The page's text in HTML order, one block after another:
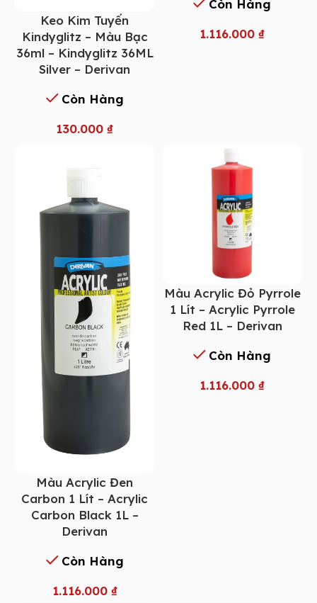
Keo Kim Tuyến
Kindyglitz – Màu Bạc
36ml – Kindyglitz 36ML
Silver – Derivan
Còn Hàng
130.000 ₫
Còn Hàng
1.116.000₫
Màu Acrylic Đen
Carbon 1 Lít – Acrylic
Carbon Black 1L –
Derivan
Còn Hàng
1.116.000 ₫
Màu Acrylic Đỏ Pyrrole
1 Lít – Acrylic Pyrrole
Red 1L – Derivan
Còn Hàng
1.116.000₫